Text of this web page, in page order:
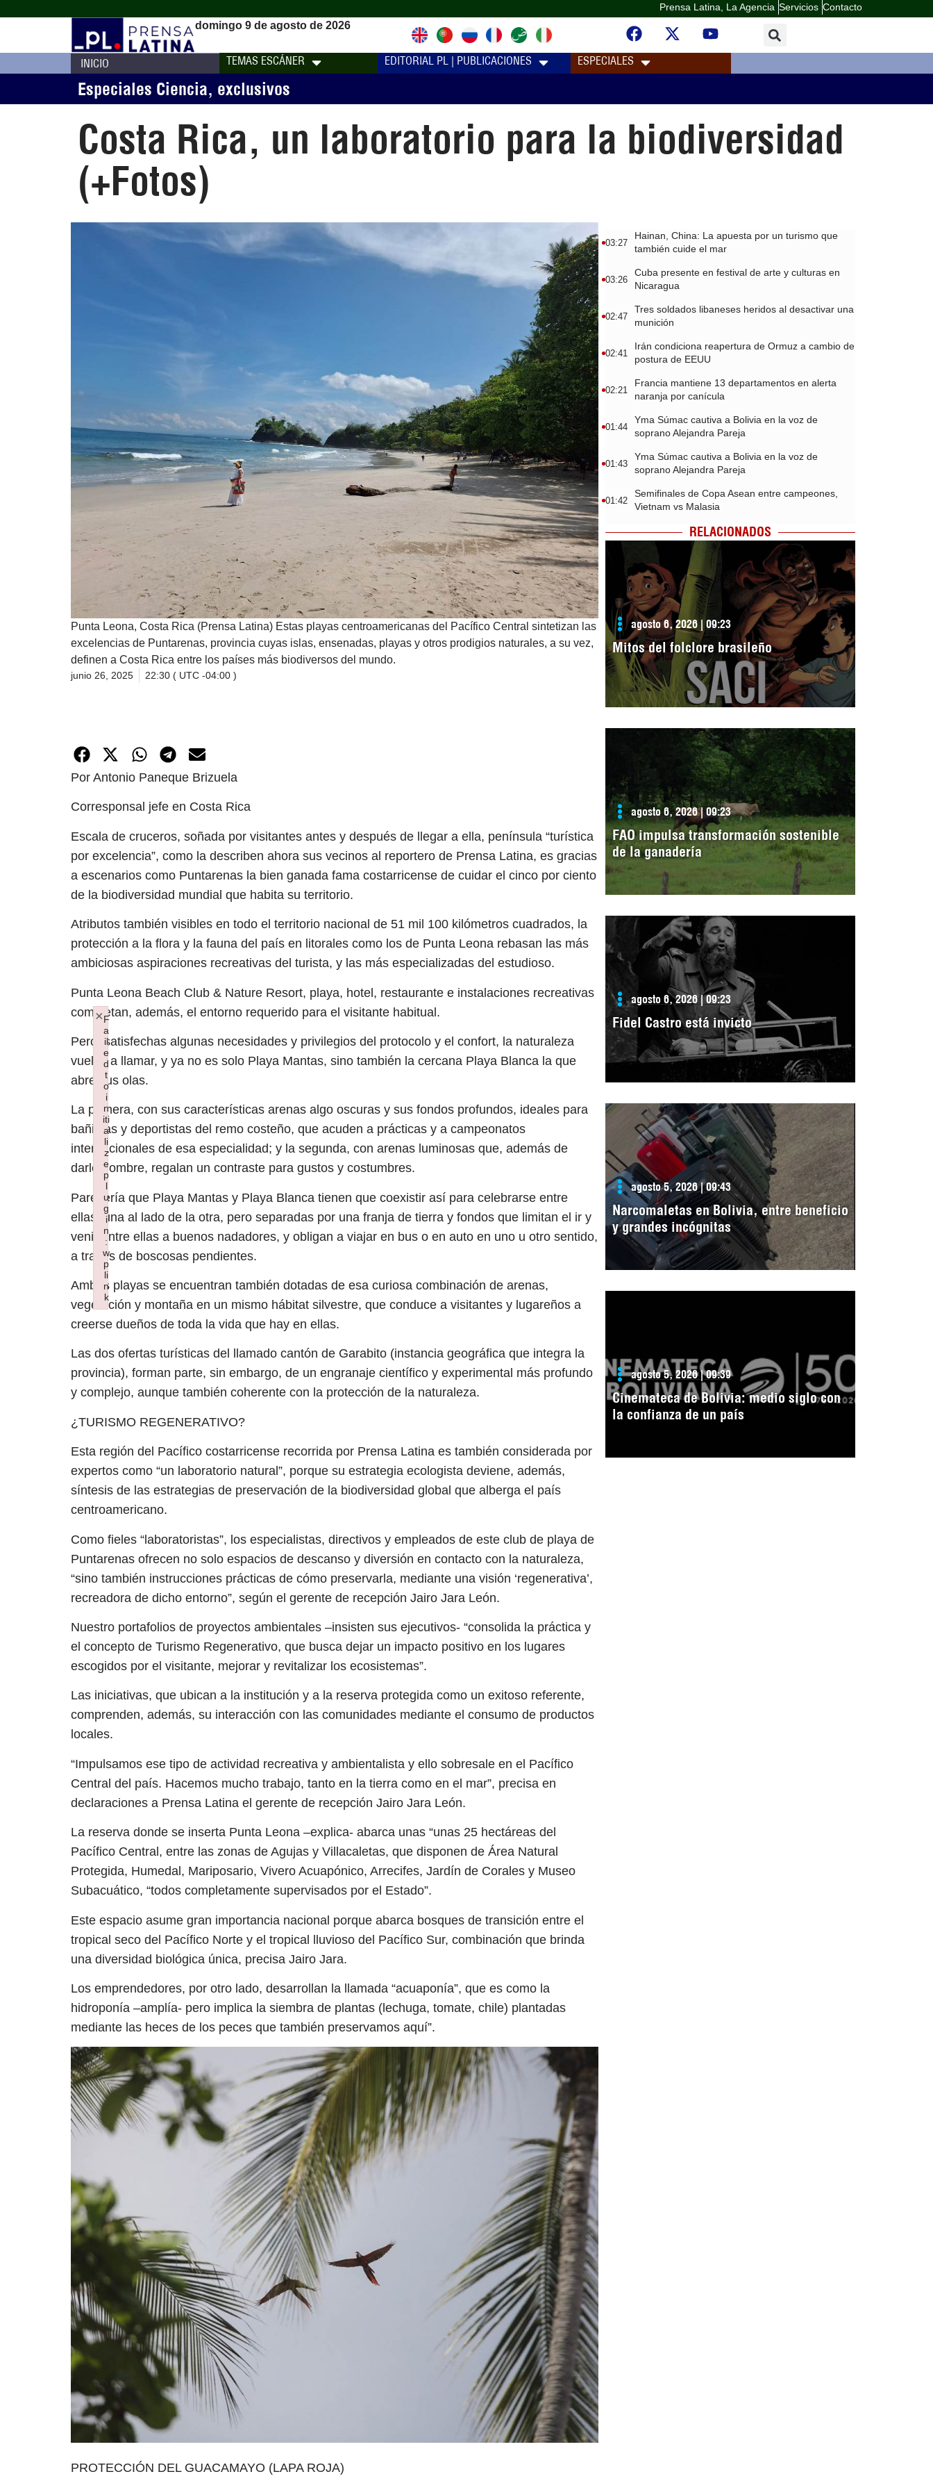
Prensa Latina, La Agencia Servicios Contacto
domingo 9 de agosto de 2026
INICIO TEMAS ESCÁNER EDITORIAL PL | PUBLICACIONES ESPECIALES
Especiales Ciencia, exclusivos
Costa Rica, un laboratorio para la biodiversidad
(+Fotos)
Punta Leona, Costa Rica (Prensa Latina) Estas playas centroamericanas del Pacífico Central sintetizan las
excelencias de Puntarenas, provincia cuyas islas, ensenadas, playas y otros prodigios naturales, a su vez,
definen a Costa Rica entre los países más biodiversos del mundo.
junio 26, 2025 22:30 ( UTC -04:00 )
Por Antonio Paneque Brizuela
Corresponsal jefe en Costa Rica
Escala de cruceros, soñada por visitantes antes y después de llegar a ella, península “turística
por excelencia”, como la describen ahora sus vecinos al reportero de Prensa Latina, es gracias
a escenarios como Puntarenas la bien ganada fama costarricense de cuidar el cinco por ciento
de la biodiversidad mundial que habita su territorio.
Atributos también visibles en todo el territorio nacional de 51 mil 100 kilómetros cuadrados, la
protección a la flora y la fauna del país en litorales como los de Punta Leona rebasan las más
ambiciosas aspiraciones recreativas del turista, y las más especializadas del estudioso.
Punta Leona Beach Club & Nature Resort, playa, hotel, restaurante e instalaciones recreativas
completan, además, el entorno requerido para el visitante habitual.
Pero, satisfechas algunas necesidades y privilegios del protocolo y el confort, la naturaleza
vuelve a llamar, y ya no es solo Playa Mantas, sino también la cercana Playa Blanca la que
abre sus olas.
La primera, con sus características arenas algo oscuras y sus fondos profundos, ideales para
bañistas y deportistas del remo costeño, que acuden a prácticas y a campeonatos
internacionales de esa especialidad; y la segunda, con arenas luminosas que, además de
darle nombre, regalan un contraste para gustos y costumbres.
Parecería que Playa Mantas y Playa Blanca tienen que coexistir así para celebrarse entre
ellas, una al lado de la otra, pero separadas por una franja de tierra y fondos que limitan el ir y
venir entre ellas a buenos nadadores, y obligan a viajar en bus o en auto en uno u otro sentido,
a través de boscosas pendientes.
Ambas playas se encuentran también dotadas de esa curiosa combinación de arenas,
vegetación y montaña en un mismo hábitat silvestre, que conduce a visitantes y lugareños a
creerse dueños de toda la vida que hay en ellas.
Las dos ofertas turísticas del llamado cantón de Garabito (instancia geográfica que integra la
provincia), forman parte, sin embargo, de un engranaje científico y experimental más profundo
y complejo, aunque también coherente con la protección de la naturaleza.
¿TURISMO REGENERATIVO?
Esta región del Pacífico costarricense recorrida por Prensa Latina es también considerada por
expertos como “un laboratorio natural”, porque su estrategia ecologista deviene, además,
síntesis de las estrategias de preservación de la biodiversidad global que alberga el país
centroamericano.
Como fieles “laboratoristas”, los especialistas, directivos y empleados de este club de playa de
Puntarenas ofrecen no solo espacios de descanso y diversión en contacto con la naturaleza,
“sino también instrucciones prácticas de cómo preservarla, mediante una visión ‘regenerativa’,
recreadora de dicho entorno”, según el gerente de recepción Jairo Jara León.
Nuestro portafolios de proyectos ambientales –insisten sus ejecutivos- “consolida la práctica y
el concepto de Turismo Regenerativo, que busca dejar un impacto positivo en los lugares
escogidos por el visitante, mejorar y revitalizar los ecosistemas”.
Las iniciativas, que ubican a la institución y a la reserva protegida como un exitoso referente,
comprenden, además, su interacción con las comunidades mediante el consumo de productos
locales.
“Impulsamos ese tipo de actividad recreativa y ambientalista y ello sobresale en el Pacífico
Central del país. Hacemos mucho trabajo, tanto en la tierra como en el mar”, precisa en
declaraciones a Prensa Latina el gerente de recepción Jairo Jara León.
La reserva donde se inserta Punta Leona –explica- abarca unas “unas 25 hectáreas del
Pacífico Central, entre las zonas de Agujas y Villacaletas, que disponen de Área Natural
Protegida, Humedal, Mariposario, Vivero Acuapónico, Arrecifes, Jardín de Corales y Museo
Subacuático, “todos completamente supervisados por el Estado”.
Este espacio asume gran importancia nacional porque abarca bosques de transición entre el
tropical seco del Pacífico Norte y el tropical lluvioso del Pacífico Sur, combinación que brinda
una diversidad biológica única, precisa Jairo Jara.
Los emprendedores, por otro lado, desarrollan la llamada “acuaponía”, que es como la
hidroponía –amplía- pero implica la siembra de plantas (lechuga, tomate, chile) plantadas
mediante las heces de los peces que también preservamos aquí”.
PROTECCIÓN DEL GUACAMAYO (LAPA ROJA)
03:27
Hainan, China: La apuesta por un turismo que
también cuide el mar
03:26
Cuba presente en festival de arte y culturas en
Nicaragua
02:47
Tres soldados libaneses heridos al desactivar una
munición
02:41
Irán condiciona reapertura de Ormuz a cambio de
postura de EEUU
02:21
Francia mantiene 13 departamentos en alerta
naranja por canícula
01:44
Yma Súmac cautiva a Bolivia en la voz de
soprano Alejandra Pareja
01:43
Yma Súmac cautiva a Bolivia en la voz de
soprano Alejandra Pareja
01:42
Semifinales de Copa Asean entre campeones,
Vietnam vs Malasia
RELACIONADOS
agosto 6, 2026 | 09:23
Mitos del folclore brasileño
agosto 6, 2026 | 09:23
FAO impulsa transformación sostenible
de la ganadería
agosto 6, 2026 | 09:23
Fidel Castro está invicto
agosto 5, 2026 | 09:43
Narcomaletas en Bolivia, entre beneficio
y grandes incógnitas
agosto 5, 2026 | 09:39
Cinemateca de Bolivia: medio siglo con
la confianza de un país
F
a
il
e
d
t
o
i
n
iti
a
li
z
e
p
l
u
g
i
n
:
w
p
li
n
k
×
Failed to initialize plugin: wplink